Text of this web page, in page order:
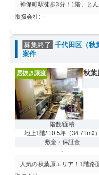
神保町駅徒歩3分！1階、と
取扱会社: －
募集終了 千代田区（秋
案件
居抜き譲渡 秋葉
階数/面積
地上1階/ 10.5坪（34.71m2 ）
敷金・保証金
-
人気の秋葉原エリア！1階路